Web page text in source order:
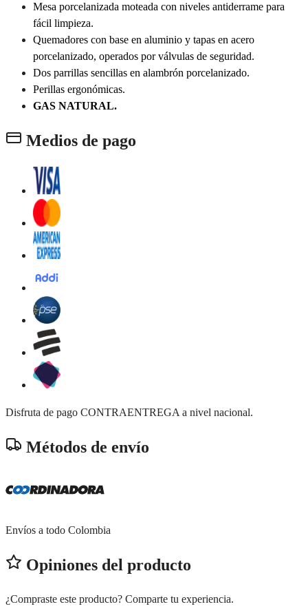
Mesa porcelanizada moteada con niveles antiderrame para
fácil limpieza.
Quemadores con base en aluminio y tapas en acero
porcelanizado, operados por válvulas de seguridad.
Dos parrillas sencillas en alambrón porcelanizado.
Perillas ergonómicas.
GAS NATURAL.
Medios de pago
Disfruta de pago CONTRAENTREGA a nivel nacional.
Métodos de envío
Envíos a todo Colombia
Opiniones del producto
¿Compraste este producto? Comparte tu experiencia.